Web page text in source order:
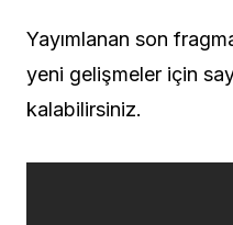
Yayımlanan son
yeni gelişmeler için
kalabilirsiniz.